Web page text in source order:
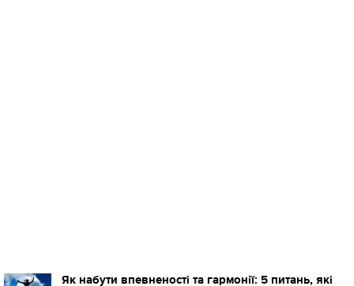
Як набути впевненості та гармонії: 5 питань, які